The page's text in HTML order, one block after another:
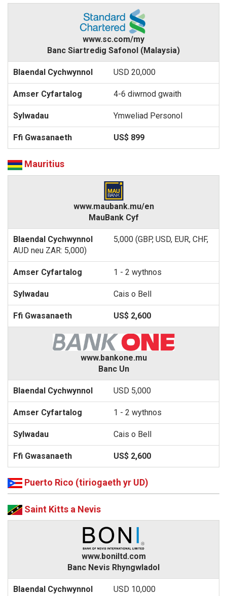
www.sc.com/my
Banc Siartredig Safonol (Malaysia)
USD 20,000
4-6 diwrnod gwaith
Ymweliad Personol
US$ 899
Mauritius
www.maubank.mu/en
MauBank Cyf
5,000 (GBP, USD, EUR, CHF,
AUD neu ZAR: 5,000)
1 - 2 wythnos
Cais o Bell
US$ 2,600
www.bankone.mu
Banc Un
USD 5,000
1 - 2 wythnos
Cais o Bell
US$ 2,600
Puerto Rico (tiriogaeth yr UD)
Saint Kitts a Nevis
www.boniltd.com
Banc Nevis Rhyngwladol
USD 10,000